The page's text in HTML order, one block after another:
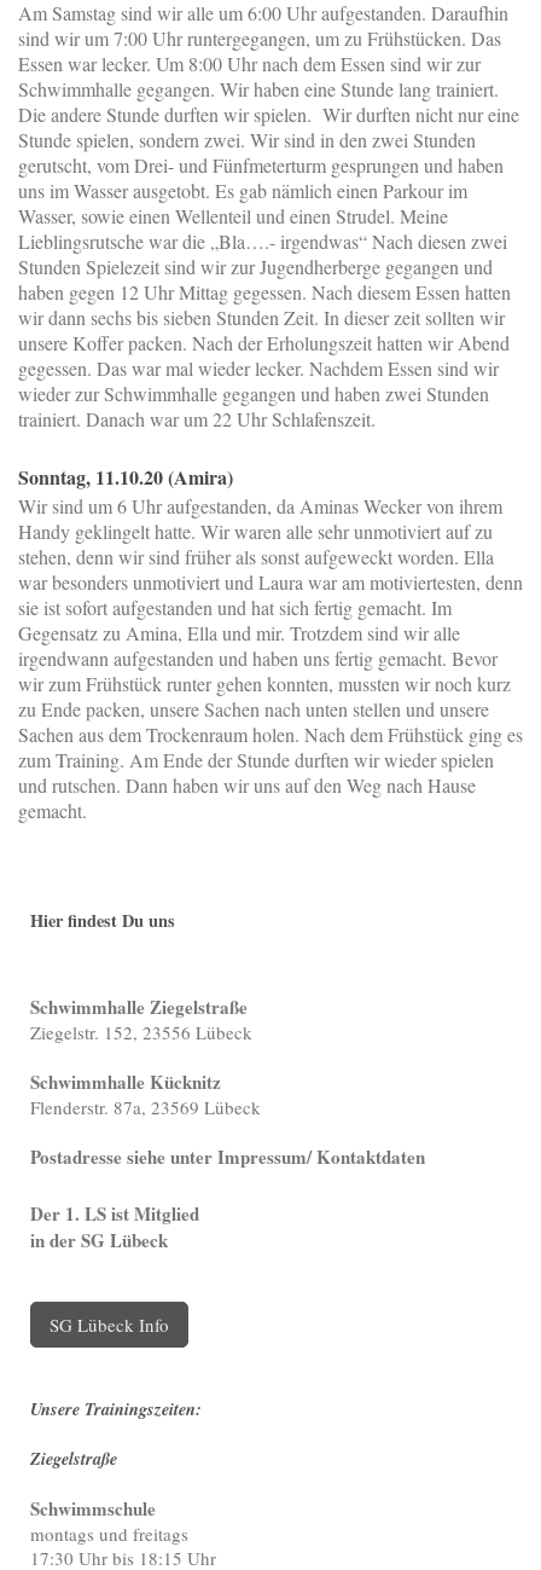
Am Samstag sind wir alle um 6:00 Uhr aufgestanden. Daraufhin
sind wir um 7:00 Uhr runtergegangen, um zu Frühstücken. Das
Essen war lecker. Um 8:00 Uhr nach dem Essen sind wir zur
Schwimmhalle gegangen. Wir haben eine Stunde lang trainiert.
Die andere Stunde durften wir spielen. Wir durften nicht nur eine
Stunde spielen, sondern zwei. Wir sind in den zwei Stunden
gerutscht, vom Drei- und Fünfmeterturm gesprungen und haben
uns im Wasser ausgetobt. Es gab nämlich einen Parkour im
Wasser, sowie einen Wellenteil und einen Strudel. Meine
Lieblingsrutsche war die „Bla….- irgendwas“ Nach diesen zwei
Stunden Spielezeit sind wir zur Jugendherberge gegangen und
haben gegen 12 Uhr Mittag gegessen. Nach diesem Essen hatten
wir dann sechs bis sieben Stunden Zeit. In dieser zeit sollten wir
unsere Koffer packen. Nach der Erholungszeit hatten wir Abend
gegessen. Das war mal wieder lecker. Nachdem Essen sind wir
wieder zur Schwimmhalle gegangen und haben zwei Stunden
trainiert. Danach war um 22 Uhr Schlafenszeit.
Sonntag, 11.10.20 (Amira)
Wir sind um 6 Uhr aufgestanden, da Aminas Wecker von ihrem
Handy geklingelt hatte. Wir waren alle sehr unmotiviert auf zu
stehen, denn wir sind früher als sonst aufgeweckt worden. Ella
war besonders unmotiviert und Laura war am motiviertesten, denn
sie ist sofort aufgestanden und hat sich fertig gemacht. Im
Gegensatz zu Amina, Ella und mir. Trotzdem sind wir alle
irgendwann aufgestanden und haben uns fertig gemacht. Bevor
wir zum Frühstück runter gehen konnten, mussten wir noch kurz
zu Ende packen, unsere Sachen nach unten stellen und unsere
Sachen aus dem Trockenraum holen. Nach dem Frühstück ging es
zum Training. Am Ende der Stunde durften wir wieder spielen
und rutschen. Dann haben wir uns auf den Weg nach Hause
gemacht.
Hier findest Du uns
Schwimmhalle Ziegelstraße
Ziegelstr. 152, 23556 Lübeck
Schwimmhalle Kücknitz
Flenderstr. 87a, 23569 Lübeck
Postadresse siehe unter Impressum/ Kontaktdaten
Der 1. LS ist Mitglied
in der SG Lübeck
SG Lübeck Info
Unsere Trainingszeiten:
Ziegelstraße
Schwimmschule
montags und freitags
17:30 Uhr bis 18:15 Uhr